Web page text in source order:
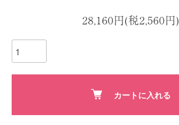
28,160円(税2,560円)
カートに入れる